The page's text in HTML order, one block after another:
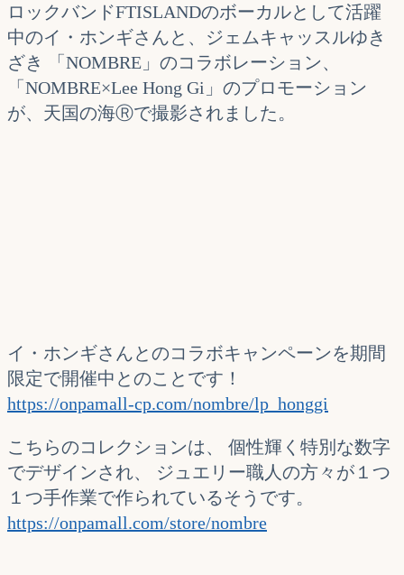
ロックバンドFTISLANDのボーカルとして活躍
中のイ・ホンギさんと、ジェムキャッスルゆき
ざき 「NOMBRE」のコラボレーション、
「NOMBRE×Lee Hong Gi」のプロモーション
が、天国の海Ⓡで撮影されました。
イ・ホンギさんとのコラボキャンペーンを期間
限定で開催中とのことです！
https://onpamall-cp.com/nombre/lp_honggi
こちらのコレクションは、 個性輝く特別な数字
でデザインされ、 ジュエリー職人の方々が１つ
１つ手作業で作られているそうです。
https://onpamall.com/store/nombre